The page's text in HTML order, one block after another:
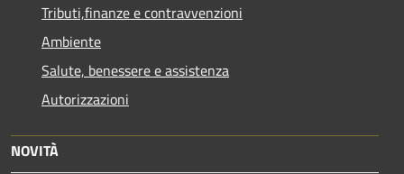
Tributi,finanze e contravvenzioni
Ambiente
Salute, benessere e assistenza
Autorizzazioni
NOVITÀ